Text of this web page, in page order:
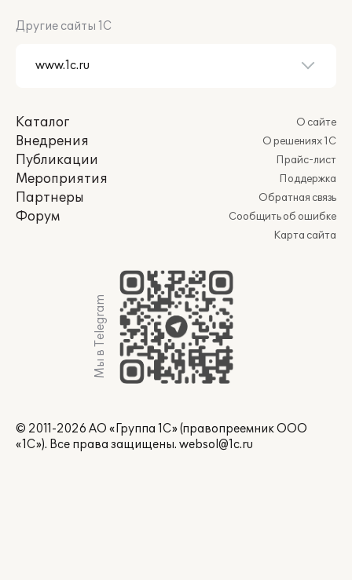
Другие сайты 1С
Каталог
Внедрения
Публикации
Мероприятия
Партнеры
Форум
О сайте
О решениях 1С
Прайс-лист
Поддержка
Обратная связь
Сообщить об ошибке
Карта сайта
Мы в Telegram
© 2011-2026 АО «Группа 1С» (правопреемник ООО
«1С»). Все права защищены. websol@1c.ru